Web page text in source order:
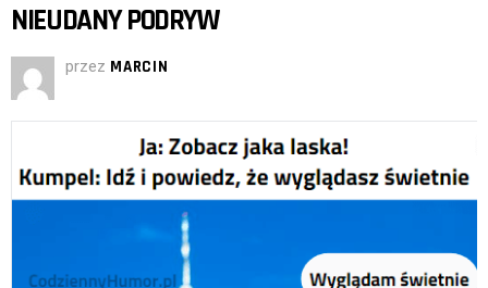
NIEUDANY PODRYW
przez MARCIN